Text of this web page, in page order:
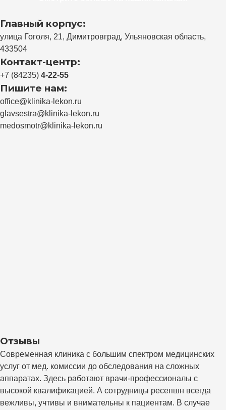
Главный корпус:
улица Гоголя, 21, Димитровград, Ульяновская область,
433504
Контакт-центр:
+7 (84235) 4-22-55
Пишите нам:
office@klinika-lekon.ru
glavsestra@klinika-lekon.ru
medosmotr@klinika-lekon.ru
Отзывы
Современная клиника с большим спектром медицинских
услуг от мед. комиссии до обследования на сложных
аппаратах. Здесь работают врачи-профессионалы с
высокой квалификацией. А сотрудницы ресепшн всегда
вежливы, учтивы и внимательны к пациентам. В случае